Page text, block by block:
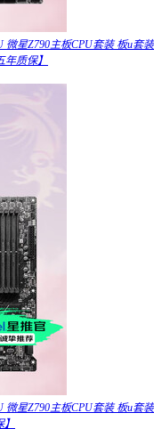
微星Z790主板CPU套装 板u套装
年质保】
微星Z790主板CPU套装 板u套装